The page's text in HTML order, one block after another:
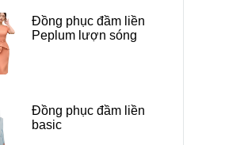
Đồng phục đầm liền
Peplum lượn sóng
Đồng phục đầm liền
basic